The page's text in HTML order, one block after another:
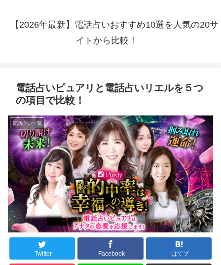
【2026年最新】電話占いおすすめ10選を人気の20サ
イトから比較！
電話占いピュアリと電話占いリエルを５つ
の項目で比較！
電話占い一覧
Twitter Facebook はてブ